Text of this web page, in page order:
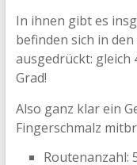
In ihnen gibt es
befinden sich in
ausgedrückt: gleich
Grad!
Also ganz klar ein
Fingerschmalz
Routenanzahl: